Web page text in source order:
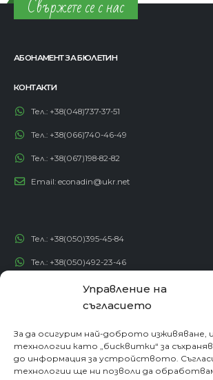
Управление на
съгласието
За да осигурим най-доброто изживяване,
технологии като „бисквитки“ за
до информация за устройството.
технологии ще ни позволи да
+38(066)740-46-49
+38(067)198-82-82
econadin@ukr.net
+38(050)492-23-46
Тел.: +38(050)192-82-82
contact@econadin.com